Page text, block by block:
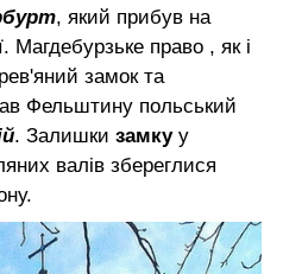
, який прибув на
Магдебурзьке право , як і
замок та
Фельштину польський
. Залишки замку у
валів збереглися